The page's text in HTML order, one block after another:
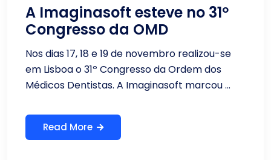
A Imaginasoft esteve no 31º
Congresso da OMD
Nos dias 17, 18 e 19 de novembro realizou-se
em Lisboa o 31º Congresso da Ordem dos
Médicos Dentistas. A Imaginasoft marcou ...
Read More